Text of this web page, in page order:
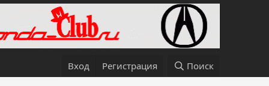
Вход Регистрация Поиск